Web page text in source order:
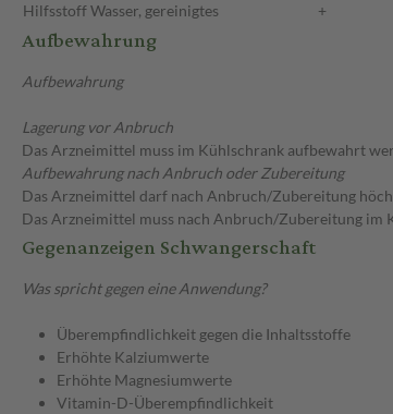
HilfsstoffWasser, gereinigtes +
Aufbewahrung
Aufbewahrung
Lagerung vor Anbruch
Das Arzneimittel muss im Kühlschrank aufbewahrt
Aufbewahrung nach Anbruch oder Zubereitung
Das Arzneimittel darf nach Anbruch/Zubereitung
Das Arzneimittel muss nach Anbruch/Zubereitung im
Gegenanzeigen Schwangerschaft
Was spricht gegen eine Anwendung?
Überempfindlichkeit gegen die Inhaltsstoffe
Erhöhte Kalziumwerte
Erhöhte Magnesiumwerte
Vitamin-D-Überempfindlichkeit